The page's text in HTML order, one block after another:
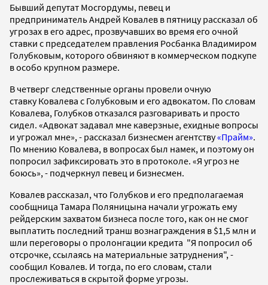
Бывший депутат Мосгордумы, певец и
предприниматель Андрей Ковалев в пятницу рассказал об
угрозах в его адрес, прозвучавших во время его очной
ставки с председателем правления Росбанка Владимиром
Голубковым, которого обвиняют в коммерческом подкупе
в особо крупном размере.
В четверг следственные органы провели очную
ставку Ковалева с Голубковым и его адвокатом. По словам
Ковалева, Голубков отказался разговаривать и просто
сидел. «Адвокат задавал мне каверзные, ехидные вопросы
и угрожал мне», - рассказал бизнесмен агентству«Прайм».
По мнению Ковалева, в вопросах был намек, и поэтому он
попросил зафиксировать это в протоколе. «Я угроз не
боюсь», - подчеркнул певец и бизнесмен.
Ковалев рассказал, что Голубков и его предполагаемая
сообщница Тамара Поляницына начали угрожать ему
рейдерским захватом бизнеса после того, как он не смог
выплатить последний транш вознаграждения в $1,5 млн и
шли переговоры о пролонгации кредита "Я попросил об
отсрочке, ссылаясь на материальные затруднения", -
сообщил Ковалев. И тогда, по его словам, стали
прослеживаться в скрытой форме угрозы.